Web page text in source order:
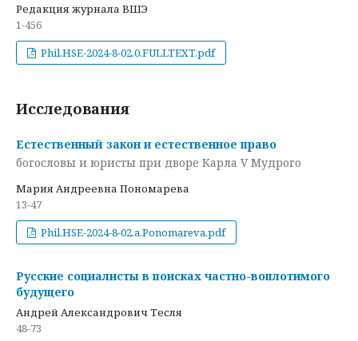
Редакция журнала ВШЭ
1-456
Phil.HSE-2024-8-02.0.FULLTEXT.pdf
Исследования
Естественный закон и естественное право
богословы и юристы при дворе Карла V Мудрого
Мария Андреевна Пономарева
13-47
Phil.HSE-2024-8-02.a.Ponomareva.pdf
Русские социалисты в поисках частно-воплотимого
будущего
Андрей Александрович Тесля
48-73